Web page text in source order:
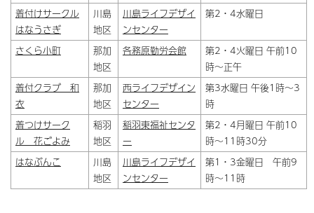
着付けサークル
はなうさぎ
川島
地区
川島ライフデザイ
ンセンター
第2・4水曜日
さくら小町
那加
地区
各務原勤労会館
第2・4火曜日 午前10
時～正午
着付クラブ 和
衣
那加
地区
西ライフデザイン
センター
第3水曜日 午後1時～3
時
着つけサーク
ル 花ごよみ
稲羽
地区
稲羽東福祉センタ
ー
第2・4月曜日 午前10
時～11時30分
はなぶんこ
川島
地区
川島ライフデザイ
ンセンター
第1・3金曜日 午前9
時～11時